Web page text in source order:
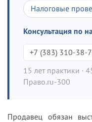
Налоговые
Консультация по
+7 (383) 310-38-
15 лет практики ·
Право.ru-300
Продавец обязан